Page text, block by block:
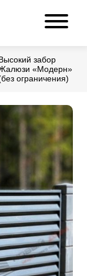
забор
«Модерн»
ограничения)